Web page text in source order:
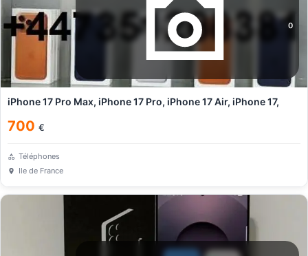
0
iPhone 17 Pro Max, iPhone 17 Pro, iPhone 17 Air, iPhone 17,
700 €
Téléphones
Ile de France